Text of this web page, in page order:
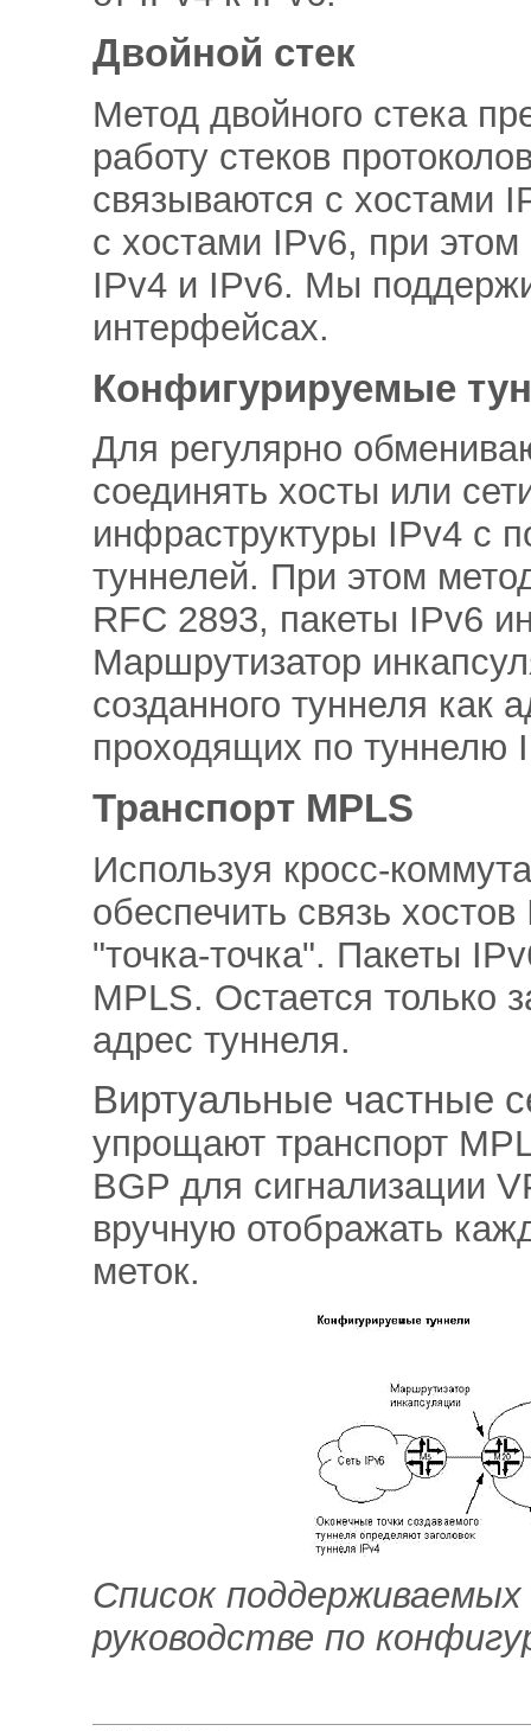
Двойной стек
Метод двойного стека
работу стеков
связываются с хостами
с хостами IPv6, при
IPv4 и IPv6. Мы
интерфейсах.
Конфигурируемые
Для регулярно
соединять хосты или
инфраструктуры IPv4 с
туннелей. При этом
RFC 2893, пакеты IPv6
Маршрутизатор
созданного туннеля как
проходящих по туннелю
Транспорт MPLS
Используя кросс-
обеспечить связь
"точка-точка". Пакеты
MPLS. Остается только
адрес туннеля.
Виртуальные частные
упрощают транспорт
BGP для сигнализации
вручную отображать
меток.
Список
руководстве по